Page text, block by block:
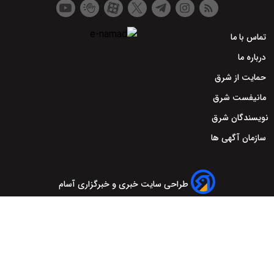
تماس با ما
درباره ما
حمایت از شرق
مانیفست شرق
نویسندگان شرق
سازمان آگهی ها
طراحی سایت خبری و خبرگزاری آسام